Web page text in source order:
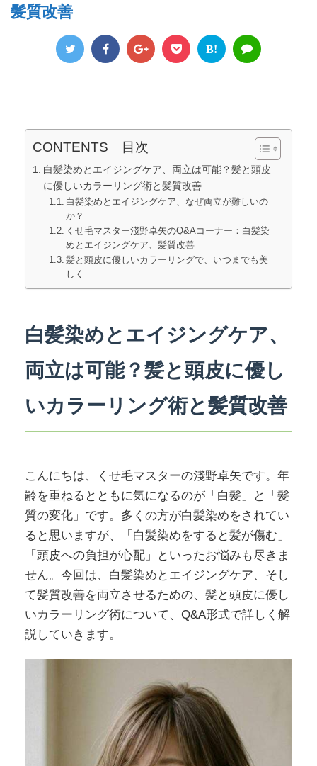
髪質改善
B!
CONTENTS 目次
白髪染めとエイジングケア、両立は可能？髪と頭皮
に優しいカラーリング術と髪質改善
白髪染めとエイジングケア、なぜ両立が難しいの
か？
くせ毛マスター淺野卓矢のQ&Aコーナー：白髪染
めとエイジングケア、髪質改善
髪と頭皮に優しいカラーリングで、いつまでも美
しく
白髪染めとエイジングケア、
両立は可能？髪と頭皮に優し
いカラーリング術と髪質改善
こんにちは、くせ毛マスターの淺野卓矢です。年
齢を重ねるとともに気になるのが「白髪」と「髪
質の変化」です。多くの方が白髪染めをされてい
ると思いますが、「白髪染めをすると髪が傷む」
「頭皮への負担が心配」といったお悩みも尽きま
せん。今回は、白髪染めとエイジングケア、そし
て髪質改善を両立させるための、髪と頭皮に優し
いカラーリング術について、Q&A形式で詳しく解
説していきます。